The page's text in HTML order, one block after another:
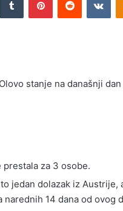
stanje na današnji
za 3 osobe.
jedan dolazak iz Austrije,
14 dana od ovog